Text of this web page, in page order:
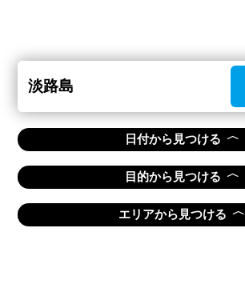
日付から見つける 〈
目的から見つける 〈
エリアから見つける 〈